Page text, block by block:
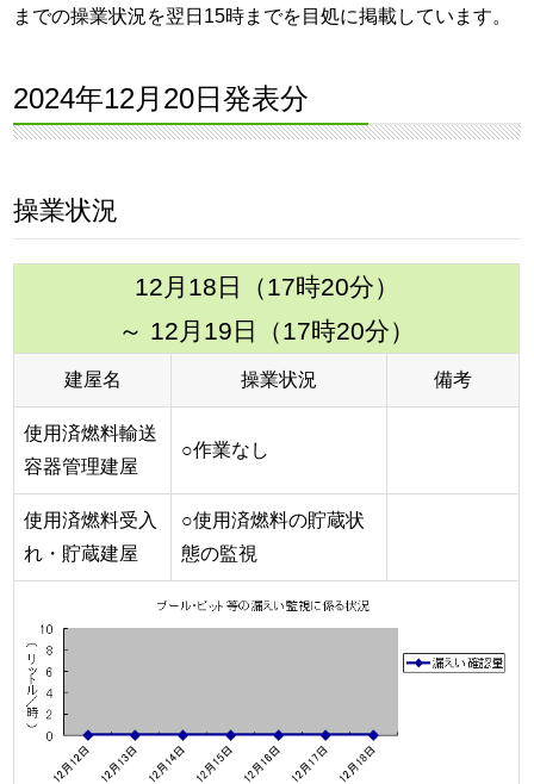
までの操業状況を翌日15時までを目処に掲載しています。
2024年12月20日発表分
操業状況
12月18日（17時20分）
～ 12月19日（17時20分）
建屋名 操業状況 備考
使用済燃料輸送
容器管理建屋
○作業なし
使用済燃料受入
れ・貯蔵建屋
○使用済燃料の貯蔵状
態の監視